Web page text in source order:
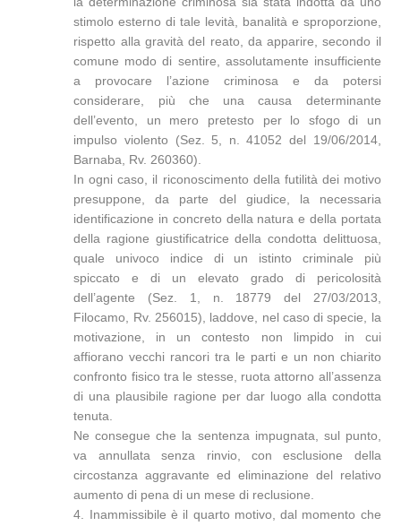
stimolo esterno di tale levità, banalità e sproporzione,
rispetto alla gravità del reato, da apparire, secondo il
comune modo di sentire, assolutamente insufficiente
a provocare l’azione criminosa e da potersi
considerare, più che una causa determinante
dell’evento, un mero pretesto per lo sfogo di un
impulso violento (Sez. 5, n. 41052 del 19/06/2014,
Barnaba, Rv. 260360).
In ogni caso, il riconoscimento della futilità dei motivo
presuppone, da parte del giudice, la necessaria
identificazione in concreto della natura e della portata
della ragione giustificatrice della condotta delittuosa,
quale univoco indice di un istinto criminale più
spiccato e di un elevato grado di pericolosità
dell’agente (Sez. 1, n. 18779 del 27/03/2013,
Filocamo, Rv. 256015), laddove, nel caso di specie, la
motivazione, in un contesto non limpido in cui
affiorano vecchi rancori tra le parti e un non chiarito
confronto fisico tra le stesse, ruota attorno all’assenza
di una plausibile ragione per dar luogo alla condotta
tenuta.
Ne consegue che la sentenza impugnata, sul punto,
va annullata senza rinvio, con esclusione della
circostanza aggravante ed eliminazione del relativo
aumento di pena di un mese di reclusione.
4. Inammissibile è il quarto motivo, dal momento che